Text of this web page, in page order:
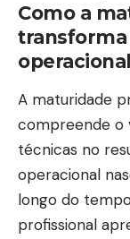
Como a
transforma
A maturidade
compreende o
técnicas no
operacional
longo do
profissional